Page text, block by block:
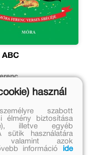
ABC
ár:
ár:
használ
szabott
élmény biztosítása
illetve egyéb
sütik használatára
valamint azok
információ
ide